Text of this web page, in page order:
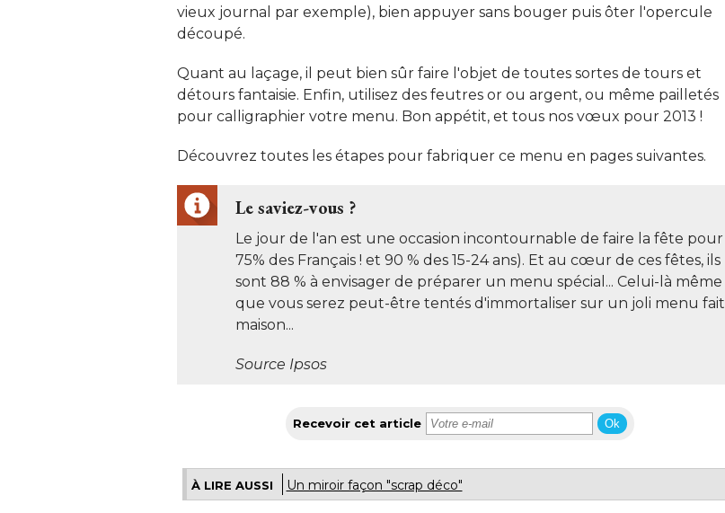
vieux journal par exemple), bien appuyer sans bouger puis ôter l'opercule
découpé.
Quant au laçage, il peut bien sûr faire l'objet de toutes sortes de tours et
détours fantaisie. Enfin, utilisez des feutres or ou argent, ou même pailletés
pour calligraphier votre menu. Bon appétit, et tous nos vœux pour 2013 !
Découvrez toutes les étapes pour fabriquer ce menu en pages suivantes.
Le saviez-vous ?
Le jour de l'an est une occasion incontournable de faire la fête pour
75% des Français ! et 90 % des 15-24 ans). Et au cœur de ces fêtes, ils
sont 88 % à envisager de préparer un menu spécial... Celui-là même
que vous serez peut-être tentés d'immortaliser sur un joli menu fait
maison...
Source Ipsos
Recevoir cet article Ok
À LIRE AUSSI Un miroir façon "scrap déco"